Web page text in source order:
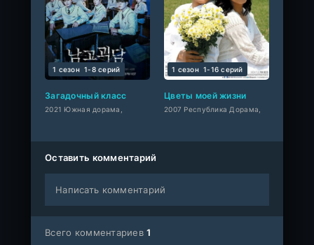
Загадочный класс
2021 Южная дорама,
1 сезон 1-8 cерий
Цветы моей жизни
2007 Республика Дорама,
1 сезон 1-16 cерий
Оставить комментарий
Написать комментарий
Всего комментариев1